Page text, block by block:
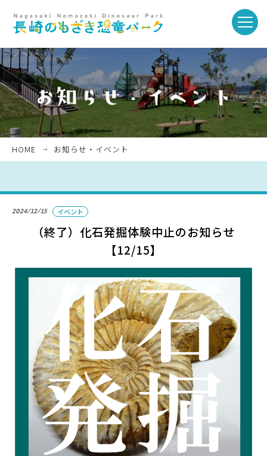
toggle
ホーム
お知らせ・イベント
パークのご紹介
こども広場
軍艦島資料館
野母崎文化センター
インフォメーションセンター
恐竜パーク体育館
よくある質問
周辺スポット
HOME お知らせ・イベント
2024/12/15 イベント
（終了）化石発掘体験中止のお知らせ
【12/15】